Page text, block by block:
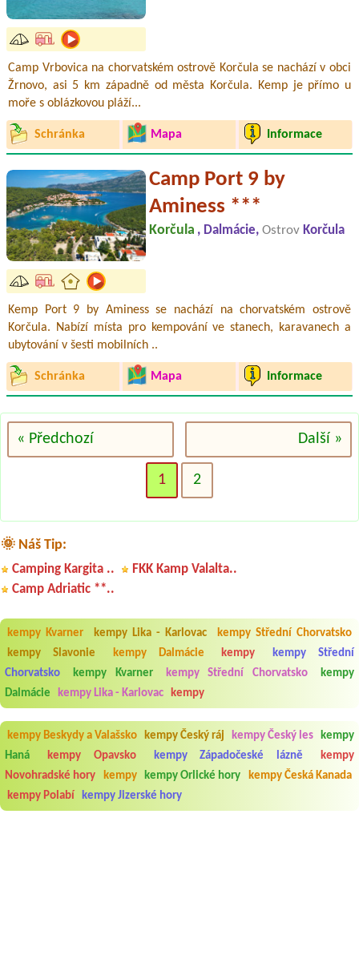
Camp Vrbovica na chorvatském ostrově Korčula se nachází v obci
Žrnovo, asi 5 km západně od města Korčula. Kemp je přímo u
moře s oblázkovou pláží...
Schránka Mapa Informace
Camp Port 9 by
Aminess ***
Korčula , Dalmácie, Ostrov Korčula
Kemp Port 9 by Aminess se nachází na chorvatském ostrově
Korčula. Nabízí místa pro kempování ve stanech, karavanech a
ubytování v šesti mobilních ..
Schránka Mapa Informace
« Předchozí Další »
1 2
🌞 Náš Tip:
Camping Kargita ..
FKK Kamp Valalta..
Camp Adriatic **..
kempy Kvarner kempy Lika - Karlovac
kempy Střední Chorvatsko
kempy Slavonie
kempy Dalmácie kempy
kempy Střední
Chorvatsko
kempy Kvarner kempy Střední Chorvatsko
kempy
Dalmácie
kempy Lika - Karlovac kempy
kempy Beskydy a Valašsko kempy Český ráj kempy Český les kempy
Haná
kempy Opavsko kempy Západočeské lázně
kempy
Novohradské hory
kempy kempy Orlické hory
kempy Česká Kanada
kempy Polabí
kempy Jizerské hory